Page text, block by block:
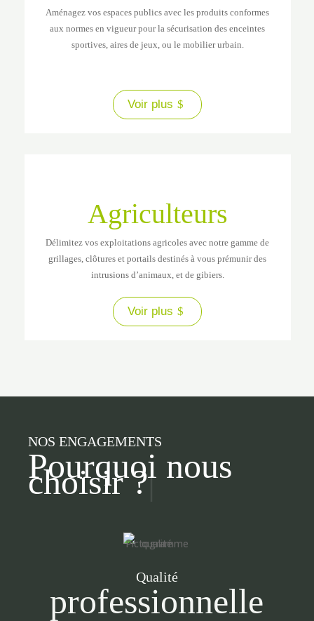
Aménagez vos espaces publics avec les produits conformes
aux normes en vigueur pour la sécurisation des enceintes
sportives, aires de jeux, ou le mobilier urbain.
Voir plus
Agriculteurs
Délimitez vos exploitations agricoles avec notre gamme de
grillages, clôtures et portails destinés à vous prémunir des
intrusions d’animaux, et de gibiers.
Voir plus
NOS ENGAGEMENTS
Pourquoi nous
choisir ?|
Qualité
professionnelle